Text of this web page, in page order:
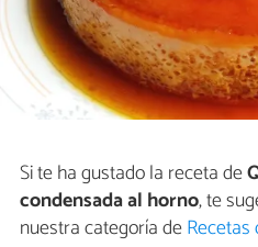
Si te ha gustado la receta de
condensada al horno, te
nuestra categoría de